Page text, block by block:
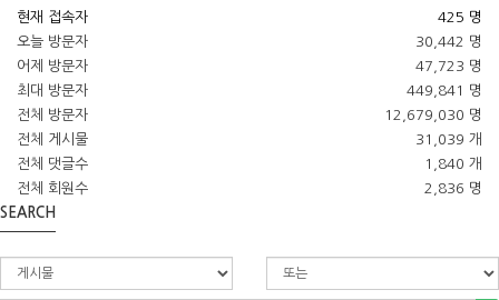
425 명
현재 접속자
30,442 명
오늘 방문자
47,723 명
어제 방문자
449,841 명
최대 방문자
12,679,030 명
전체 방문자
31,039 개
전체 게시물
1,840 개
전체 댓글수
2,836 명
전체 회원수
SEARCH